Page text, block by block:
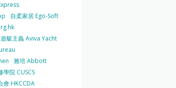
自柔家居 Ego-Soft
遊艇主義 Aviva Yacht
雅培 Abbott
院 CUSCS
會 HKCCDA